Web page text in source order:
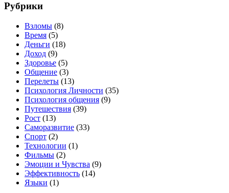
Рубрики
Взломы (8)
Время (5)
Деньги (18)
Доход (9)
Здоровье (5)
Общение (3)
Перелеты (13)
Психология Личности (35)
Психология общения (9)
Путешествия (39)
Рост (13)
Саморазвитие (33)
Спорт (2)
Технологии (1)
Фильмы (2)
Эмоции и Чувства (9)
Эффективность (14)
Языки (1)